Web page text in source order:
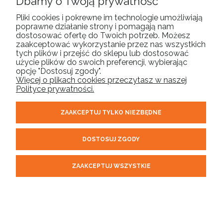
MOJE KONTO
PŁATNOŚCI I DOSTAWA
INFORMACJE
O NAS
ORELL | tel.510 304 975| email:sklep@orell.pl| ul. Cukrowa 10F,
REGON: 320711503
Pliki cookies i pokrewne im technologie umożliwiają
poprawne działanie strony i pomagają nam
dostosować ofertę do Twoich potrzeb. Możesz
zaakceptować wykorzystanie przez nas wszystkich
tych plików i przejść do sklepu lub dostosować
użycie plików do swoich preferencji, wybierając
opcję "Dostosuj zgody".
Więcej o plikach cookies przeczytasz w naszej
Polityce prywatności.
ZAAKCEPTUJ TYLKO NIEZBĘDNE
DOSTOSUJ ZGODY
ZAAKCEPTUJ WSZYSTKIE